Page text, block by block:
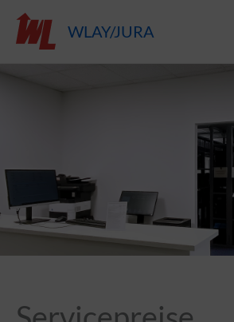
Inhalt
springen
WLAY/JURA